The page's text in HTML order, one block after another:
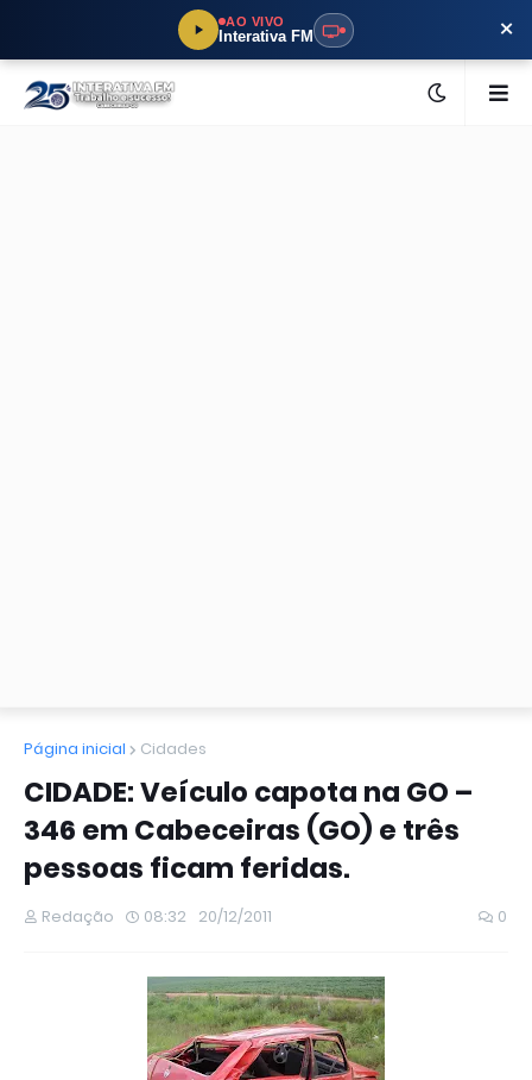
AO VIVO
Interativa FM ×
Página inicial Cidades
CIDADE: Veículo capota na GO –
346 em Cabeceiras (GO) e três
pessoas ficam feridas.
Redação 08:32 20/12/2011 0